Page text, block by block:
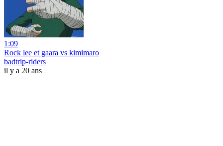
1:09
Rock lee et gaara vs kimimaro
badtrip-riders
il y a 20 ans